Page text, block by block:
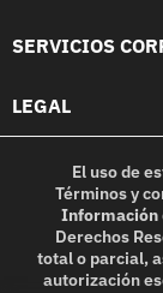
SERVICIOS
LEGAL
El uso de
Términos y
Información
Derechos
total o parcial,
autorización